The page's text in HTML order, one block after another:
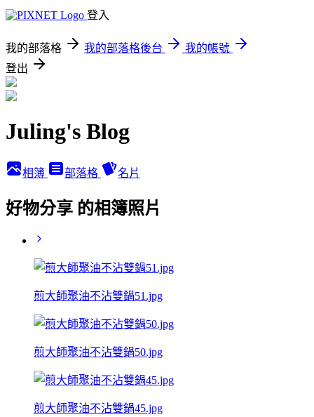
登入
我的部落格 我的部落格後台
我的帳號
登出
Juling's Blog
相簿 部落格 名片
好物分享 的相簿照片
煎大師聚油不沾雙鍋51.jpg
煎大師聚油不沾雙鍋50.jpg
煎大師聚油不沾雙鍋45.jpg